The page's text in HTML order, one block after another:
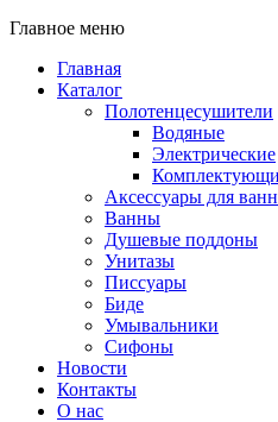
Главное меню
Главная
Каталог
Полотенцесушители
Водяные
Электрические
Аксессуары для
Ванны
Душевые поддоны
Унитазы
Писсуары
Биде
Умывальники
Сифоны
Новости
Контакты
О нас